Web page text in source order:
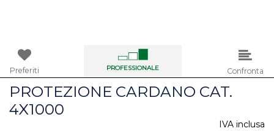
Preferiti PROFESSIONALE Confronta
PROTEZIONE CARDANO CAT.
4X1000
IVA inclusa